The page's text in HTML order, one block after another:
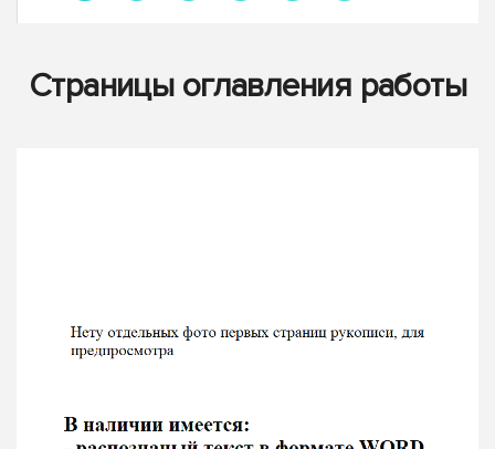
Страницы оглавления работы